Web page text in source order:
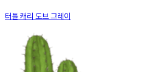
터틀 캐리 도브 그레이